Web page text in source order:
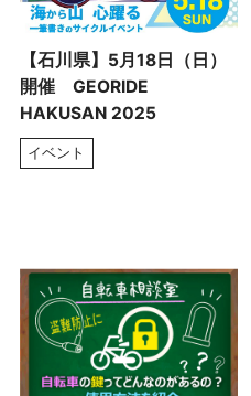
【石川県】5月18日（日）
開催 GEORIDE
HAKUSAN 2025
イベント